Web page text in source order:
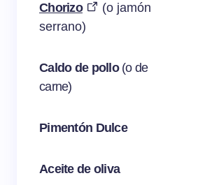
Chorizo
(o jamón
serrano)
Caldo de pollo (o de
carne)
Pimentón Dulce
Aceite de oliva